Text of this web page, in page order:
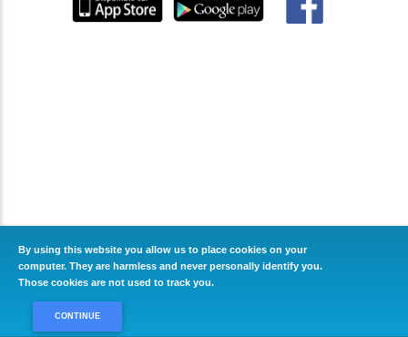
By using this website you allow us to place cookies on your
computer. They are harmless and never personally identify you.
Those cookies are not used to track you.
CONTINUE